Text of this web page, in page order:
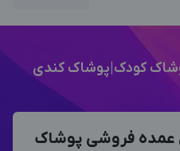
کودک|پوشاک کندی
عمده فروشی پوشاک